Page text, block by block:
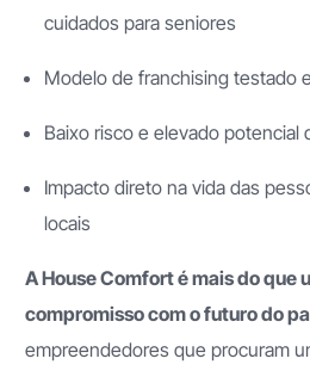
cuidados para seniores
Modelo de franchising testado
Baixo risco e elevado potencial
Impacto direto na vida das
locais
A House Comfort é mais do que
compromisso com o futuro do
empreendedores que procuram